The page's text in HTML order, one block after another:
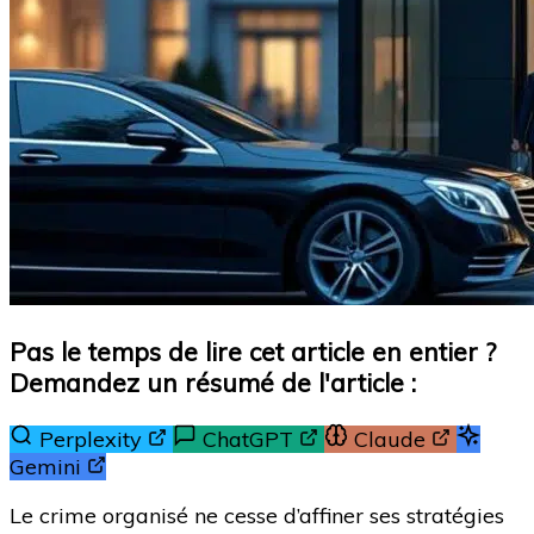
Pas le temps de lire cet article en entier ?
Demandez un résumé de l'article :
Perplexity ChatGPT
Claude
Gemini
Le crime organisé ne cesse d’affiner ses stratégies